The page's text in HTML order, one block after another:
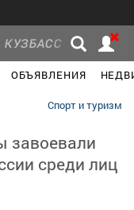
ОБЪЯВЛЕНИЯ
Спорт и туризм
завоевали
среди лиц